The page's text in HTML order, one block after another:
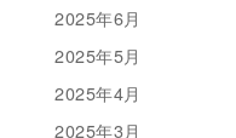
2025年6月
2025年5月
2025年4月
2025年3月